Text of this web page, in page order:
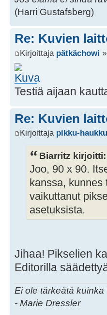
(Harri Gustafsberg)
Re: Kuvien
Kirjoittaja pätkächowi
Testiä aijaan
Re: Kuvien
Kirjoittaja pikku-haukku
Biarritz kirjoitti:
Joo, 90 x 90.
kanssa,
vaikuttanut
asetuksista.
Jihaa! Pikselien
Editorilla
Ei ole tärkeätä
- Marie Dressler